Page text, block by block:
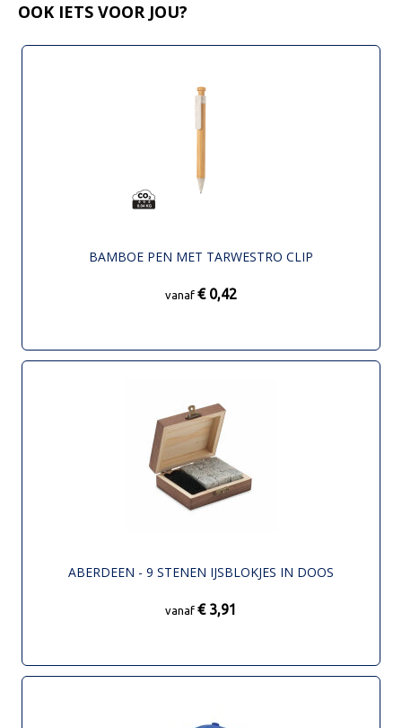
OOK IETS VOOR JOU?
BAMBOE PEN MET TARWESTRO CLIP
vanaf € 0,42
ABERDEEN - 9 STENEN IJSBLOKJES IN DOOS
vanaf € 3,91